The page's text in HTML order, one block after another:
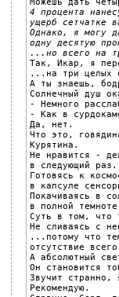
4 процента
ущерб сетчатке
Однако, я могу
одну десятую
...но всего на
Так, Икар, я
...на три целых
А ты знаешь,
Солнечный душ
- Немного
- Как в
Да, нет.
Что это,
Курятина.
Не нравится -
в следующий раз.
Готовясь к
в капсуле
Покачиваясь в
в полной
Суть в том, что
Не сливаясь с
...потому что
отсутствие
А абсолютный
Он становится
Звучит странно,
Рекомендую.